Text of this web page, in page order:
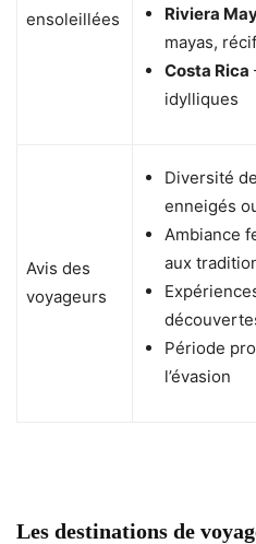
ensoleillées
Riviera
mayas,
Costa Rica
idylliques
Avis des
voyageurs
Diversité
enneigés
Ambiance
aux
Période
l’évasion
Les destinations de